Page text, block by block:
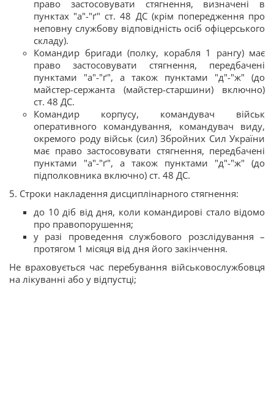
право застосовувати стягнення, визначені в
пунктах "а"-"ґ" ст. 48 ДС (крім попередження про
неповну службову відповідність осіб офіцерського
складу).
Командир бригади (полку, корабля 1 рангу) має
право застосовувати стягнення, передбачені
пунктами "а"-"ґ", а також пунктами "д"-"ж" (до
майстер-сержанта (майстер-старшини) включно)
ст. 48 ДС.
Командир корпусу, командувач військ
оперативного командування, командувач виду,
окремого роду військ (сил) Збройних Сил України
має право застосовувати стягнення, передбачені
пунктами "а"-"ґ", а також пунктами "д"-"ж" (до
підполковника включно) ст. 48 ДС.
5. Строки накладення дисциплінарного стягнення:
до 10 діб від дня, коли командирові стало відомо
про правопорушення;
у разі проведення службового розслідування –
протягом 1 місяця від дня його закінчення.
Не враховується час перебування військовослужбовця
на лікуванні або у відпустці;